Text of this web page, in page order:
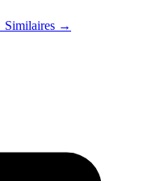
Similaires →